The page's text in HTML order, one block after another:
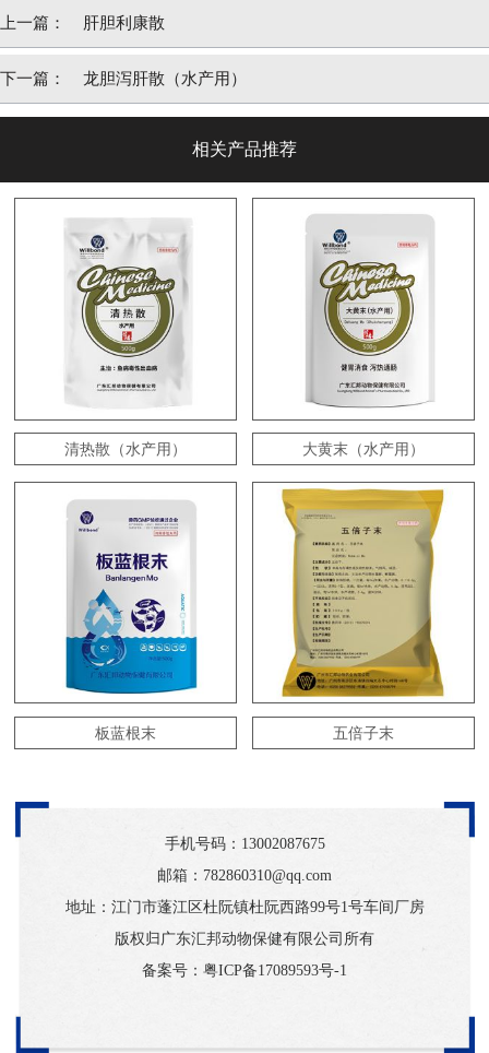
上一篇： 肝胆利康散
下一篇： 龙胆泻肝散（水产用）
相关产品推荐
清热散（水产用） 大黄末（水产用）
板蓝根末 五倍子末
手机号码： 13002087675
邮箱：782860310@qq.com
地址：江门市蓬江区杜阮镇杜阮西路99号1号车间厂房
版权归广东汇邦动物保健有限公司所有
备案号： 粤ICP备17089593号-1